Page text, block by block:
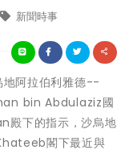
新聞時事
地阿拉伯利雅德--
bin Abdulaziz國
下的指示，沙烏地
閣下最近與